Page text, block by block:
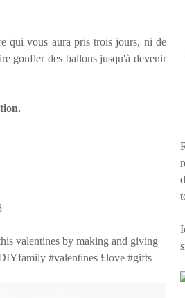
qui vous aura pris trois jours, ni de
gonfler des ballons jusqu'à devenir